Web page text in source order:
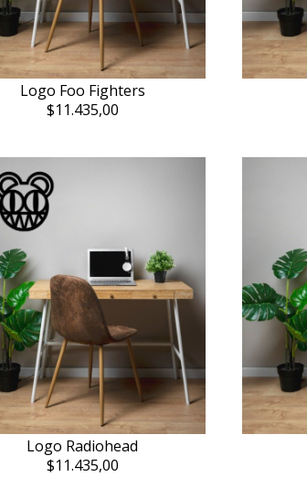
Logo Foo Fighters
$11.435,00
Logo Radiohead
$11.435,00